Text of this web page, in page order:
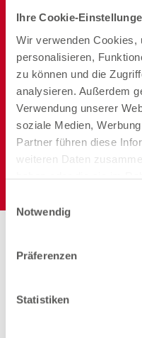
Ihre Cookie-
Wir verwenden Cookies,
personalisieren,
zu können und die
analysieren. Außerdem
Verwendung unserer
soziale Medien,
Partner führen diese
weiteren Daten
Einstellungen zu den
Notwendig
Präferenzen
Statistiken
Reisen
Woolworth –